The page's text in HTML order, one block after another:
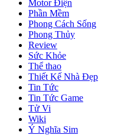
Motor Điện
Phần Mềm
Phong Cách Sống
Phong Thủy
Review
Sức Khỏe
Thể thao
Thiết Kế Nhà Đẹp
Tin Tức
Tin Tức Game
Tử Vi
Wiki
Ý Nghĩa Sim